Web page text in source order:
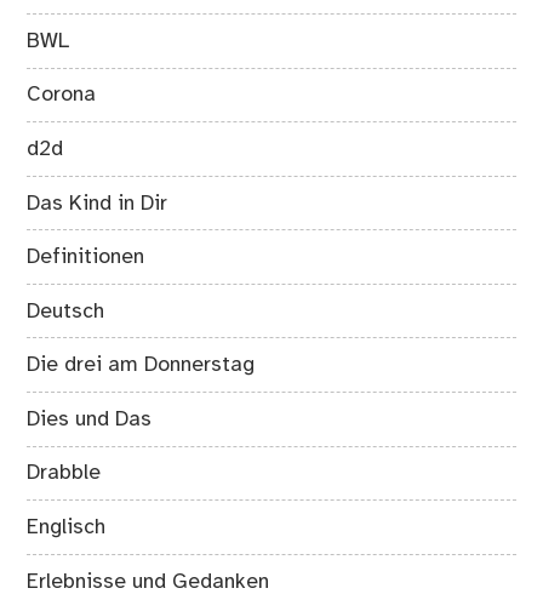
BWL
Corona
d2d
Das Kind in Dir
Definitionen
Deutsch
Die drei am Donnerstag
Dies und Das
Drabble
Englisch
Erlebnisse und Gedanken